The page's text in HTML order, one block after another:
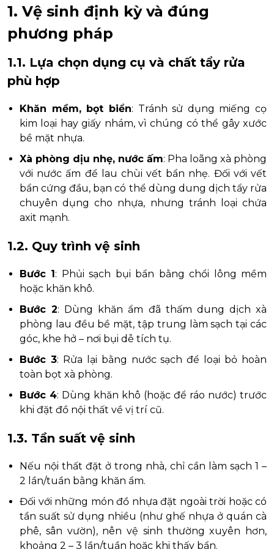
1. Vệ sinh định kỳ và đúng
phương pháp
1.1. Lựa chọn dụng cụ và chất tẩy rửa
phù hợp
Khăn mềm, bọt biển: Tránh sử dụng miếng cọ
kim loại hay giấy nhám, vì chúng có thể gây xước
bề mặt nhựa.
Xà phòng dịu nhẹ, nước ấm: Pha loãng xà phòng
với nước ấm để lau chùi vết bẩn nhẹ. Đối với vết
bẩn cứng đầu, bạn có thể dùng dung dịch tẩy rửa
chuyên dụng cho nhựa, nhưng tránh loại chứa
axit mạnh.
1.2. Quy trình vệ sinh
Bước 1 : Phủi sạch bụi bẩn bằng chổi lông mềm
hoặc khăn khô.
Bước 2: Dùng khăn ẩm đã thấm dung dịch xà
phòng lau đều bề mặt, tập trung làm sạch tại các
góc, khe hở – nơi bụi dễ tích tụ.
Bước 3: Rửa lại bằng nước sạch để loại bỏ hoàn
toàn bọt xà phòng.
Bước 4: Dùng khăn khô (hoặc để ráo nước) trước
khi đặt đồ nội thất về vị trí cũ.
1.3. Tần suất vệ sinh
Nếu nội thất đặt ở trong nhà, chỉ cần làm sạch 1 –
2 lần/tuần bằng khăn ẩm.
Đối với những món đồ nhựa đặt ngoài trời hoặc có
tần suất sử dụng nhiều (như ghế nhựa ở quán cà
phê, sân vườn), nên vệ sinh thường xuyên hơn,
khoảng 2 – 3 lần/tuần hoặc khi thấy bẩn.